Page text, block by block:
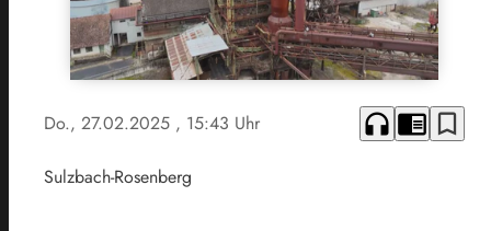
Do., 27.02.2025 , 15:43 Uhr headphones chrome_reader_mode bookmark_border
Sulzbach-Rosenberg